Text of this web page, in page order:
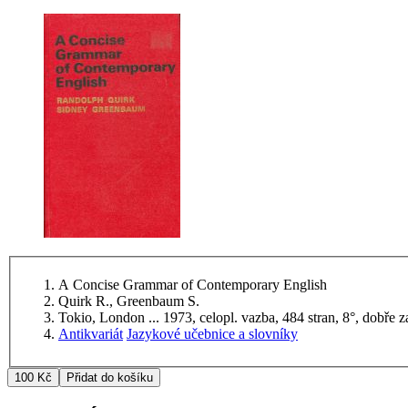
A Concise Grammar of Contemporary English
Quirk R., Greenbaum S.
Tokio, London ... 1973, celopl. vazba, 484 stran, 8°, dobře
Antikvariát Jazykové učebnice a slovníky